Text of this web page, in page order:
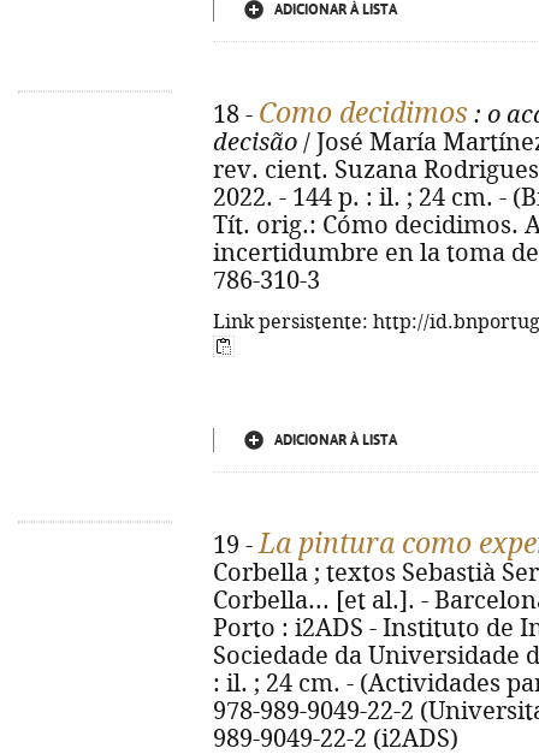
ADICIONAR À LISTA
18 - Como decidimos : o
decisão / José María
rev. cient. Suzana
2022. - 144 p. : il. ; 24 cm. -
Tít. orig.: Cómo decidimos.
incertidumbre en la toma de
786-310-3
Link persistente: http://
ADICIONAR À LISTA
19 -La pintura como
Corbella ; textos Sebastià
Corbella... [et al.]. -
Porto : i2ADS - Instituto de
Sociedade da Universidade
: il. ; 24 cm. - (Actividades
978-989-9049-22-2
989-9049-22-2 (i2ADS)